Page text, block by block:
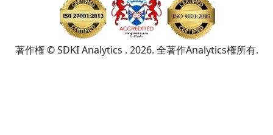
著作権 © SDKI Analytics . 2026. 全著作Analytics権所有.